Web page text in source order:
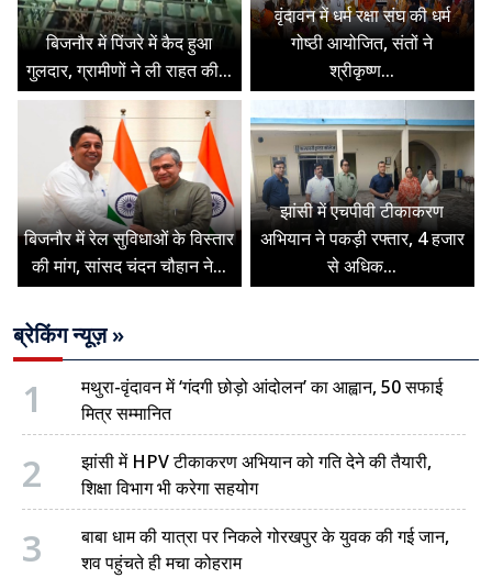
बिजनौर में पिंजरे में कैद हुआ
गुलदार, ग्रामीणों ने ली राहत की...
वृंदावन में धर्म रक्षा संघ की धर्म
गोष्ठी आयोजित, संतों ने
श्रीकृष्ण...
बिजनौर में रेल सुविधाओं के विस्तार
की मांग, सांसद चंदन चौहान ने...
झांसी में एचपीवी टीकाकरण
अभियान ने पकड़ी रफ्तार, 4 हजार
से अधिक...
ब्रेकिंग न्यूज़ »
1
मथुरा-वृंदावन में ‘गंदगी छोड़ो आंदोलन’ का आह्वान, 50 सफाई
मित्र सम्मानित
2
झांसी में HPV टीकाकरण अभियान को गति देने की तैयारी,
शिक्षा विभाग भी करेगा सहयोग
3
बाबा धाम की यात्रा पर निकले गोरखपुर के युवक की गई जान,
शव पहुंचते ही मचा कोहराम